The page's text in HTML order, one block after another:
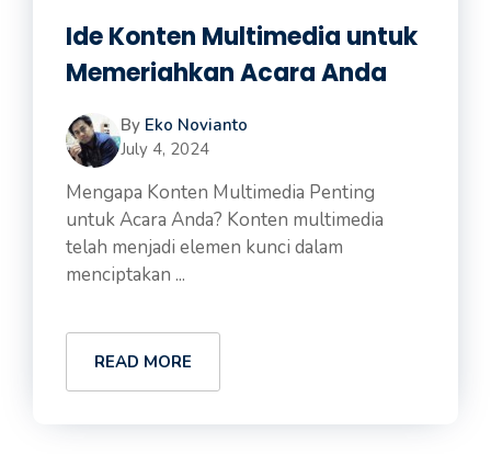
Ide Konten Multimedia untuk
Memeriahkan Acara Anda
By Eko Novianto
July 4, 2024
Mengapa Konten Multimedia Penting
untuk Acara Anda? Konten multimedia
telah menjadi elemen kunci dalam
menciptakan ...
READ MORE